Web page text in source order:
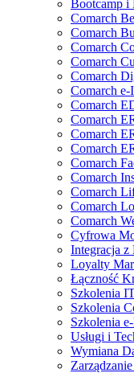
Bootcamp i
Comarch
Comarch
Comarch
Comarch
Comarch
Comarch
Comarch
Comarch
Comarch
Comarch
Comarch
Comarch
Comarch
Comarch
Comarch
Cyfrowa
Integracja z
Loyalty
Łączność
Szkolenia
Szkolenia
Szkolenia
Usługi i
Wymiana